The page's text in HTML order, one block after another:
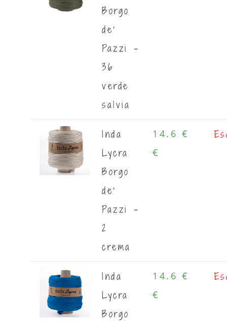
Borgo
de'
Pazzi -
36
verde
salvia
Inda
Lycra
Borgo
de'
Pazzi -
2
crema
14.6 €
€
Inda
Lycra
Borgo
14.6 €
€